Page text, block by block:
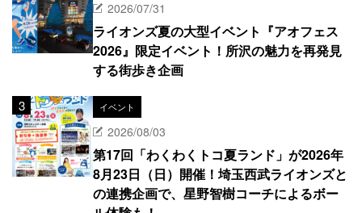
2026/07/31
ライオンズ夏の大型イベント『アオフェス
2026』限定イベント！所沢の魅力を再発見
する街歩き企画
イベント
2026/08/03
第17回「わくわくトコ夏ランド」が2026年
8月23日（日）開催！埼玉西武ライオンズと
の連携企画で、星野智樹コーチによるボー